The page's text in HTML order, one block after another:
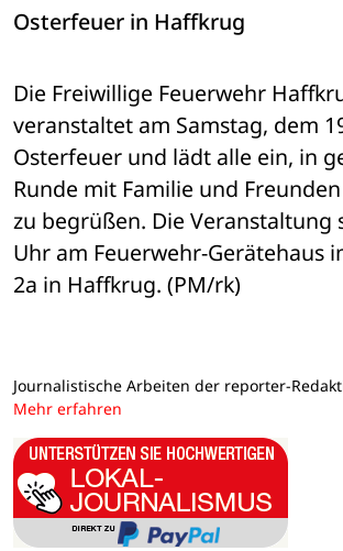
Osterfeuer in Haffkrug
Die Freiwillige Feuerwehr
veranstaltet am Samstag, dem
Osterfeuer und lädt alle ein, in
Runde mit Familie und
zu begrüßen. Die Veranstaltung
Uhr am Feuerwehr-Gerätehaus
2a in Haffkrug. (PM/rk)
Journalistische Arbeiten der reporter-
Mehr erfahren